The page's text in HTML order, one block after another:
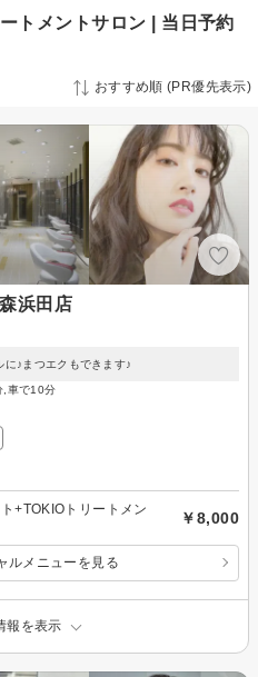
トメントサロン | 当日予約
おすすめ順 (PR優先表示)
浜田店
に♪まつエクもできます♪
,車で10分
+TOKIOトリートメン
￥8,000
ルメニューを見る
報を表示